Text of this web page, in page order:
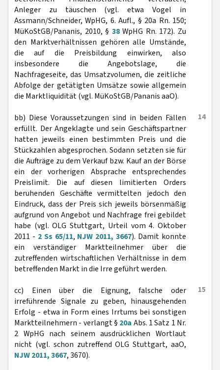
Anleger zu täuschen (vgl. etwa Vogel in
Assmann/Schneider, WpHG, 6. Aufl., § 20a Rn. 150;
MüKoStGB/Pananis, 2010, § 38WpHG Rn. 172). Zu
den Marktverhältnissen gehören alle Umstände,
die auf die Preisbildung einwirken, also
insbesondere die Angebotslage, die
Nachfrageseite, das Umsatzvolumen, die zeitliche
Abfolge der getätigten Umsätze sowie allgemein
die Marktliquidität (vgl. MüKoStGB/Pananis aaO).
14
bb) Diese Voraussetzungen sind in beiden Fällen
erfüllt. Der Angeklagte und sein Geschäftspartner
hatten jeweils einen bestimmten Preis und die
Stückzahlen abgesprochen. Sodann setzten sie für
die Aufträge zu dem Verkauf bzw. Kauf an der Börse
ein der vorherigen Absprache entsprechendes
Preislimit. Die auf diesen limitierten Orders
beruhenden Geschäfte vermittelten jedoch den
Eindruck, dass der Preis sich jeweils börsenmäßig
aufgrund von Angebot und Nachfrage frei gebildet
habe (vgl. OLG Stuttgart, Urteil vom 4. Oktober
2011 - 2 Ss 65/11, NJW 2011, 3667). Damit konnte
ein verständiger Marktteilnehmer über die
zutreffenden wirtschaftlichen Verhältnisse in dem
betreffenden Markt in die Irre geführt werden.
15
cc) Einen über die Eignung, falsche oder
irreführende Signale zu geben, hinausgehenden
Erfolg - etwa in Form eines Irrtums bei sonstigen
Marktteilnehmern - verlangt § 20a Abs. 1 Satz 1 Nr.
2 WpHG nach seinem ausdrücklichen Wortlaut
nicht (vgl. schon zutreffend OLG Stuttgart, aaO,
NJW 2011, 3667, 3670).